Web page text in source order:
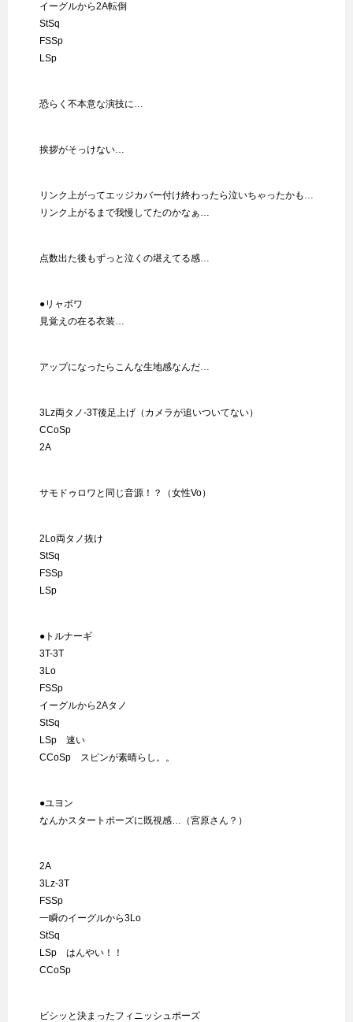
イーグルから2A転倒
StSq
FSSp
LSp
恐らく不本意な演技に…
挨拶がそっけない…
リンク上がってエッジカバー付け終わったら泣いちゃったかも…
リンク上がるまで我慢してたのかなぁ…
点数出た後もずっと泣くの堪えてる感…
●リャボワ
見覚えの在る衣装…
アップになったらこんな生地感なんだ…
3Lz両タノ-3T後足上げ（カメラが追いついてない）
CCoSp
2A
サモドゥロワと同じ音源！？（女性Vo）
2Lo両タノ抜け
StSq
FSSp
LSp
●トルナーギ
3T-3T
3Lo
FSSp
イーグルから2Aタノ
StSq
LSp 速い
CCoSp スピンが素晴らし。。
●ユヨン
なんかスタートポーズに既視感…（宮原さん？）
2A
3Lz-3T
FSSp
一瞬のイーグルから3Lo
StSq
LSp はんやい！！
CCoSp
ビシッと決まったフィニッシュポーズ